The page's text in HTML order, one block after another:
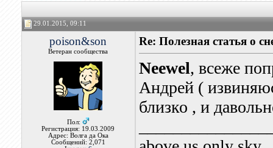
29.01.2015, 09:11
poison&son
Ветеран сообщества
Пол:
Регистрация: 19.03.2009
Адрес: Волга да Ока
Сообщений: 2,071
Re: Полезная статья о
Neewel, всеже
Андрей (
близко , и